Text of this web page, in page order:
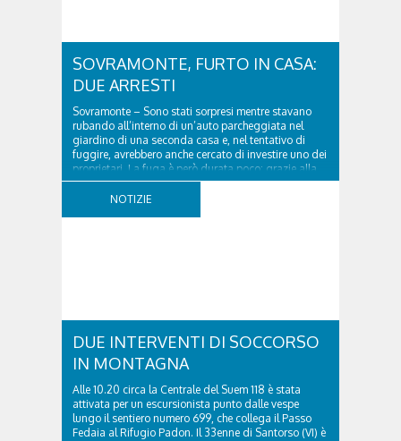
SOVRAMONTE, FURTO IN CASA:
DUE ARRESTI
Sovramonte – Sono stati sorpresi mentre stavano
rubando all’interno di un’auto parcheggiata nel
giardino di una seconda casa e, nel tentativo di
fuggire, avrebbero anche cercato di investire uno dei
proprietari. La fuga è però durata poco: grazie alla
tempestiva chiamata al 112 e all’intervento...
NOTIZIE
DUE INTERVENTI DI SOCCORSO
IN MONTAGNA
Alle 10.20 circa la Centrale del Suem 118 è stata
attivata per un escursionista punto dalle vespe
lungo il sentiero numero 699, che collega il Passo
Fedaia al Rifugio Padon. Il 33enne di Santorso (VI) è